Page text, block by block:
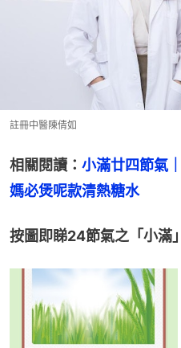
註冊中醫陳倩如
相關閱讀： 小滿廿四節氣
媽必煲呢款清熱糖水
按圖即睇24節氣之「小滿